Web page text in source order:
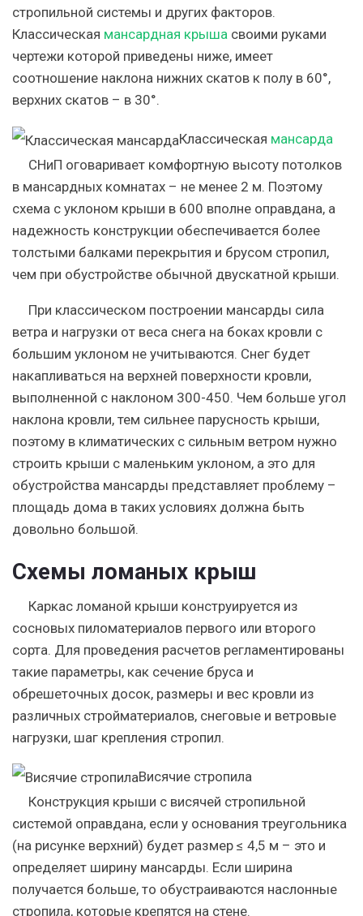
стропильной системы и других факторов.
Классическая мансардная крыша своими руками
чертежи которой приведены ниже, имеет
соотношение наклона нижних скатов к полу в 60°,
верхних скатов – в 30°.
Классическая мансарда
СНиП оговаривает комфортную высоту потолков
в мансардных комнатах – не менее 2 м. Поэтому
схема с уклоном крыши в 600 вполне оправдана, а
надежность конструкции обеспечивается более
толстыми балками перекрытия и брусом стропил,
чем при обустройстве обычной двускатной крыши.
При классическом построении мансарды сила
ветра и нагрузки от веса снега на боках кровли с
большим уклоном не учитываются. Снег будет
накапливаться на верхней поверхности кровли,
выполненной с наклоном 300-450. Чем больше угол
наклона кровли, тем сильнее парусность крыши,
поэтому в климатических с сильным ветром нужно
строить крыши с маленьким уклоном, а это для
обустройства мансарды представляет проблему –
площадь дома в таких условиях должна быть
довольно большой.
Схемы ломаных крыш
Каркас ломаной крыши конструируется из
сосновых пиломатериалов первого или второго
сорта. Для проведения расчетов регламентированы
такие параметры, как сечение бруса и
обрешеточных досок, размеры и вес кровли из
различных стройматериалов, снеговые и ветровые
нагрузки, шаг крепления стропил.
Висячие стропила
Конструкция крыши с висячей стропильной
системой оправдана, если у основания треугольника
(на рисунке верхний) будет размер ≤ 4,5 м – это и
определяет ширину мансарды. Если ширина
получается больше, то обустраиваются наслонные
стропила, которые крепятся на стене.